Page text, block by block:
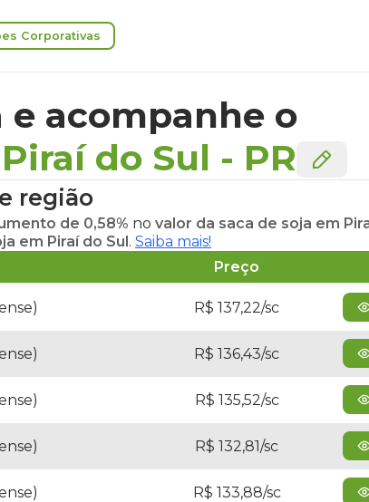
Corporativas
e acompanhe o
do Sul - PR
e região
de 0,58% no valor da saca de soja em
em Piraí do Sul. Saiba mais!
Preço
R$ 137,22/sc
R$ 136,43/sc
R$ 135,52/sc
R$ 132,81/sc
R$ 133,88/sc